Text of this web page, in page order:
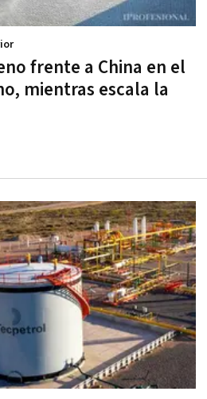
frente a China en el
mientras escala la